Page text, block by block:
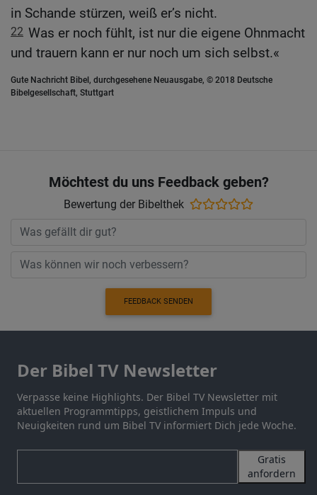
in Schande stürzen, weiß er’s nicht.
22 Was er noch fühlt, ist nur die eigene Ohnmacht
und trauern kann er nur noch um sich selbst.«
Gute Nachricht Bibel, durchgesehene Neuausgabe, © 2018 Deutsche
Bibelgesellschaft, Stuttgart
Möchtest du uns Feedback geben?
Bewertung der Bibelthek
FEEDBACK SENDEN
Der Bibel TV Newsletter
Verpasse keine Highlights. Der Bibel TV Newsletter mit
aktuellen Programmtipps, geistlichem Impuls und
Neuigkeiten rund um Bibel TV informiert Dich jede Woche.
Gratis
anfordern